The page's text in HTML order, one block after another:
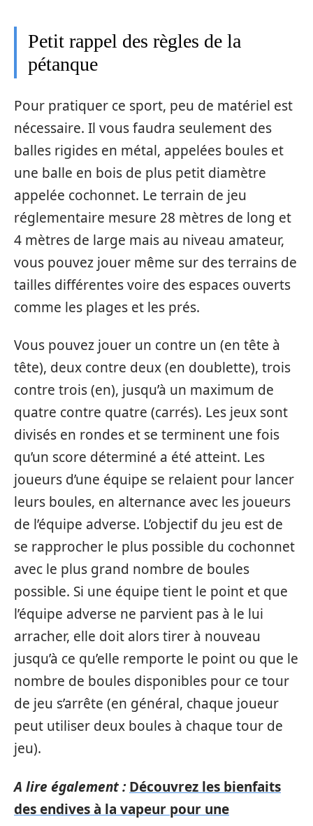
Petit rappel des règles de la
pétanque
Pour pratiquer ce sport, peu de matériel est
nécessaire. Il vous faudra seulement des
balles rigides en métal, appelées boules et
une balle en bois de plus petit diamètre
appelée cochonnet. Le terrain de jeu
réglementaire mesure 28 mètres de long et
4 mètres de large mais au niveau amateur,
vous pouvez jouer même sur des terrains de
tailles différentes voire des espaces ouverts
comme les plages et les prés.
Vous pouvez jouer un contre un (en tête à
tête), deux contre deux (en doublette), trois
contre trois (en), jusqu’à un maximum de
quatre contre quatre (carrés). Les jeux sont
divisés en rondes et se terminent une fois
qu’un score déterminé a été atteint. Les
joueurs d’une équipe se relaient pour lancer
leurs boules, en alternance avec les joueurs
de l’équipe adverse. L’objectif du jeu est de
se rapprocher le plus possible du cochonnet
avec le plus grand nombre de boules
possible. Si une équipe tient le point et que
l’équipe adverse ne parvient pas à le lui
arracher, elle doit alors tirer à nouveau
jusqu’à ce qu’elle remporte le point ou que le
nombre de boules disponibles pour ce tour
de jeu s’arrête (en général, chaque joueur
peut utiliser deux boules à chaque tour de
jeu).
A lire également : Découvrez les bienfaits
des endives à la vapeur pour une